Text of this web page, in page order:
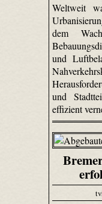
Weltweit
dem
und
und
effizient